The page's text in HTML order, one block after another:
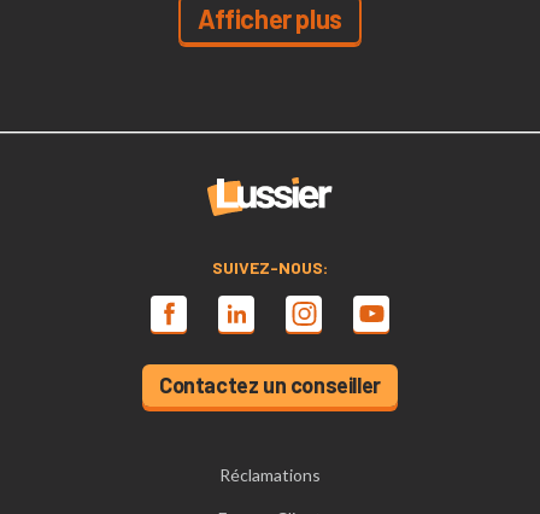
Afficher plus
SUIVEZ-NOUS:
Contactez un conseiller
Réclamations